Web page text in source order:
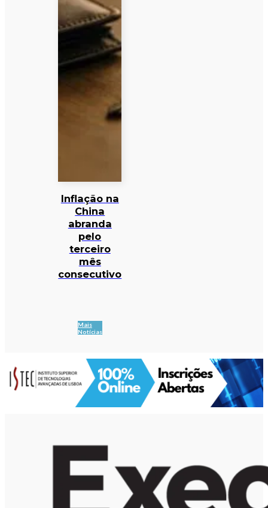
Inflação na
China
abranda
pelo
terceiro
mês
consecutivo
Mais
Notícias